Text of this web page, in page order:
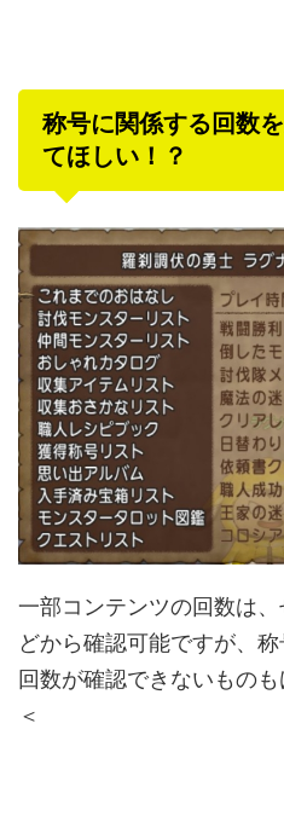
称号に関係する回数
てほしい！？
一部コンテンツの回数は
どから確認可能ですが、
回数が確認できないもの
＜